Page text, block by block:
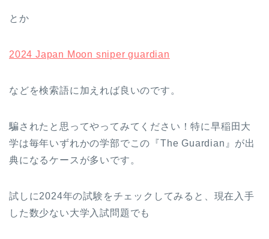
とか
2024 Japan Moon sniper guardian
などを検索語に加えれば良いのです。
騙されたと思ってやってみてください！特に早稲田大
学は毎年いずれかの学部でこの『The Guardian』が出
典になるケースが多いです。
試しに2024年の試験をチェックしてみると、現在入手
した数少ない大学入試問題でも